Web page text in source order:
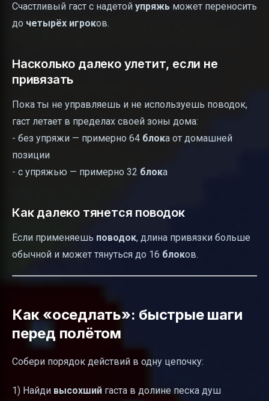
Счастливый гаст с надетой упряжь может переносить
до четырёх игроков.
Насколько далеко улетит, если не
привязать
Пока ты не управляешь и не используешь поводок,
гаст летает в пределах своей зоны дома:
- без упряжи — примерно 64 блока от домашней
позиции
- с упряжью — примерно 32 блока
Как далеко тянется поводок
Если применяешь поводок, длина привязки больше
обычной и может тянуться до 16 блоков.
Как «оседлать»: быстрые шаги
перед полётом
Собери порядок действий в одну цепочку:
1) Найди высохший гаста в долине песка душ